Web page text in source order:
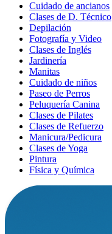
Cuidado de ancianos
Clases de D. Técnico
Depilación
Fotografía y Video
Clases de Inglés
Jardinería
Manitas
Cuidado de niños
Paseo de Perros
Peluquería Canina
Clases de Pilates
Clases de Refuerzo
Manicura/Pedicura
Clases de Yoga
Pintura
Física y Química